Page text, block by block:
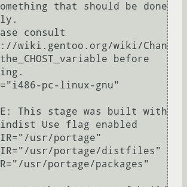
that should be done
consult
wiki.gentoo.org/wiki/Chan
before
pc-linux-gnu"
This stage was built with
Use flag enabled
usr/portage"
usr/portage/distfiles"
usr/portage/packages"